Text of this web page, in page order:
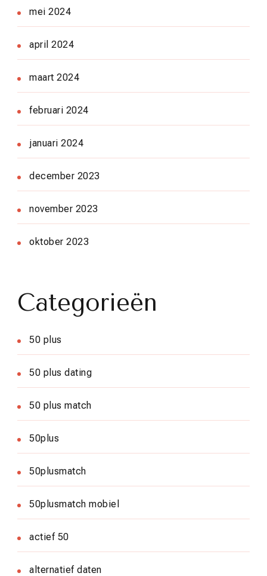
mei 2024
april 2024
maart 2024
februari 2024
januari 2024
december 2023
november 2023
oktober 2023
Categorieën
50 plus
50 plus dating
50 plus match
50plus
50plusmatch
50plusmatch mobiel
actief 50
alternatief daten